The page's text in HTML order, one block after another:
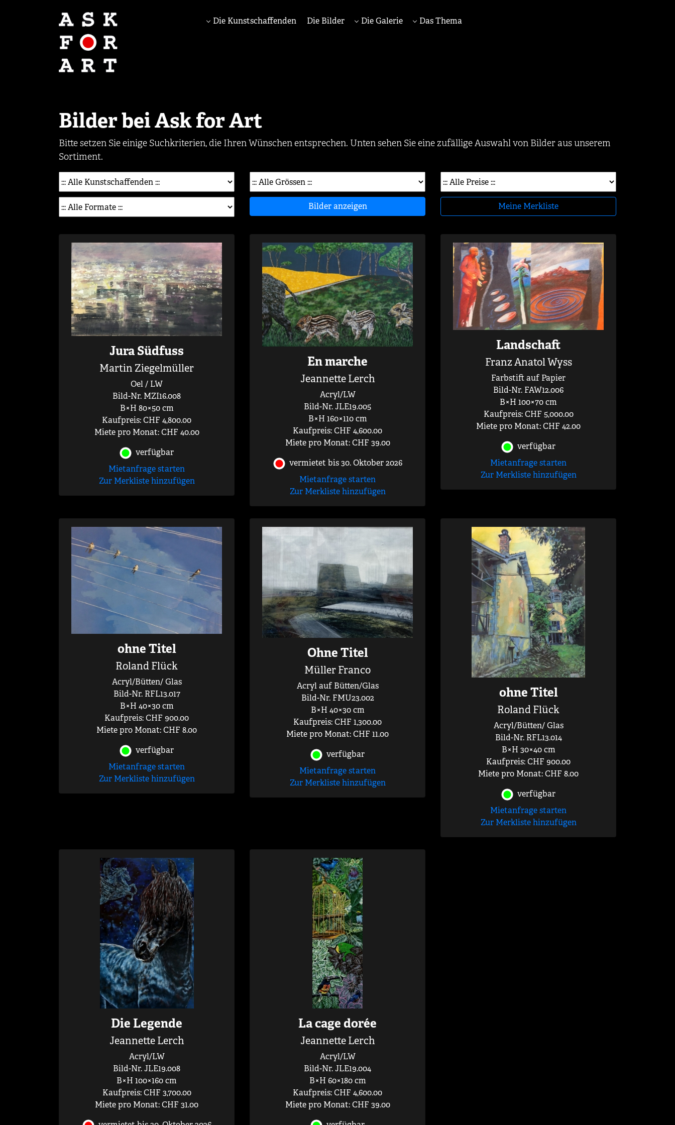
Die Kunstschaffenden Die Bilder Die Galerie Das Thema
Bilder bei Ask for Art
Bitte setzen Sie einige Suchkriterien, die Ihren Wünschen entsprechen. Unten sehen Sie eine zufällige Auswahl von Bilder aus unserem
Sortiment.
Meine Merkliste
Jura Südfuss
Martin Ziegelmüller
Oel / LW
Bild-Nr. MZI16.008
B×H 80×50 cm
Kaufpreis: CHF 4,800.00
Miete pro Monat: CHF 40.00
verfügbar
Mietanfrage starten
Zur Merkliste hinzufügen
En marche
Jeannette Lerch
Acryl/LW
Bild-Nr. JLE19.005
B×H 160×110 cm
Kaufpreis: CHF 4,600.00
Miete pro Monat: CHF 39.00
vermietet bis 30. Oktober 2026
Mietanfrage starten
Zur Merkliste hinzufügen
Landschaft
Franz Anatol Wyss
Farbstift auf Papier
Bild-Nr. FAW12.006
B×H 100×70 cm
Kaufpreis: CHF 5,000.00
Miete pro Monat: CHF 42.00
verfügbar
Mietanfrage starten
Zur Merkliste hinzufügen
ohne Titel
Roland Flück
Acryl/Bütten/ Glas
Bild-Nr. RFL13.017
B×H 40×30 cm
Kaufpreis: CHF 900.00
Miete pro Monat: CHF 8.00
verfügbar
Mietanfrage starten
Zur Merkliste hinzufügen
Ohne Titel
Müller Franco
Acryl auf Bütten/Glas
Bild-Nr. FMU23.002
B×H 40×30 cm
Kaufpreis: CHF 1,300.00
Miete pro Monat: CHF 11.00
verfügbar
Mietanfrage starten
Zur Merkliste hinzufügen
ohne Titel
Roland Flück
Acryl/Bütten/ Glas
Bild-Nr. RFL13.014
B×H 30×40 cm
Kaufpreis: CHF 900.00
Miete pro Monat: CHF 8.00
verfügbar
Mietanfrage starten
Zur Merkliste hinzufügen
Die Legende
Jeannette Lerch
Acryl/LW
Bild-Nr. JLE19.008
B×H 100×160 cm
Kaufpreis: CHF 3,700.00
Miete pro Monat: CHF 31.00
La cage dorée
Jeannette Lerch
Acryl/LW
Bild-Nr. JLE19.004
B×H 60×180 cm
Kaufpreis: CHF 4,600.00
Miete pro Monat: CHF 39.00